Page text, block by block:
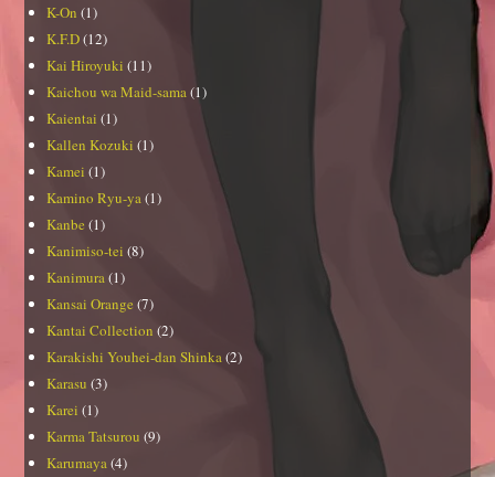
K-On (1)
K.F.D(12)
Kai Hiroyuki (11)
Kaichou wa Maid-sama(1)
Kaientai (1)
Kallen Kozuki (1)
Kamei (1)
Kamino Ryu-ya(1)
Kanbe (1)
Kanimiso-tei (8)
Kanimura(1)
Kansai Orange (7)
Kantai Collection (2)
Karakishi Youhei-dan Shinka(2)
Karasu (3)
Karei (1)
Karma Tatsurou (9)
Karumaya(4)